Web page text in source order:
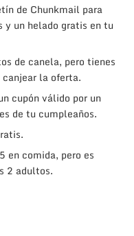
de Chunkmail para
y un helado gratis en tu
de canela, pero tienes
la oferta.
cupón válido por un
de tu cumpleaños.
en comida, pero es
2 adultos.